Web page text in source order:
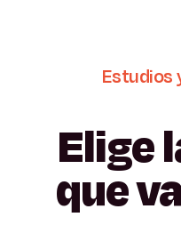
Estudios
Elige
que